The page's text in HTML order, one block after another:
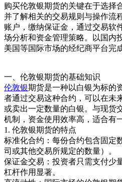
购买伦敦银期货的关键在于选择
并了解相关的交易规则与操作流
账户，缴纳保证金，通过交易软
场分析和资金管理策略。以国内
美国等国际市场的经纪商平台完
一、伦敦银期货的基础知识
伦敦银期货是一种以白银为标的
者通过交易这种合约，可以在未
或卖出一定数量的白银。与现货
机制，资金使用效率高，适合有
1. 伦敦银期货的特点
标准化合约：每份合约包含固定
司或其他交易所规定的数量）。
保证金交易：投资者只需支付少
杠杆作用显著。